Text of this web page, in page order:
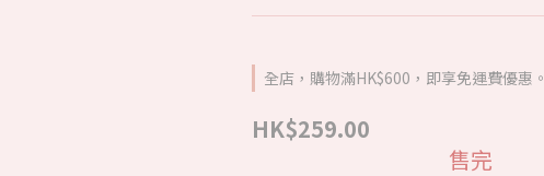
全店，購物滿HK$600，即享免運費優惠。
HK$259.00
售完